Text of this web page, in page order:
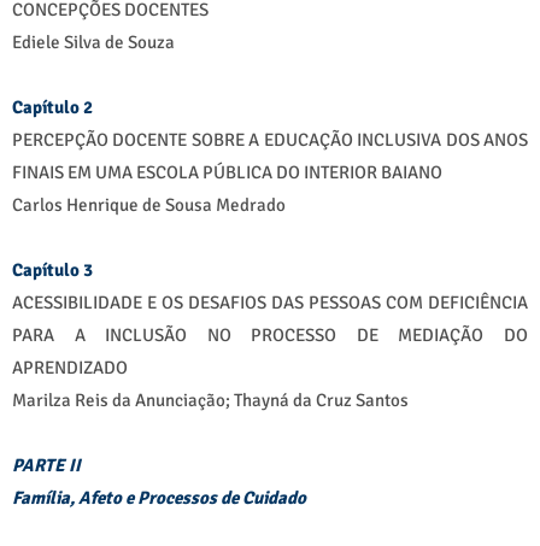
CONCEPÇÕES DOCENTES
Ediele Silva de Souza
Capítulo 2
PERCEPÇÃO DOCENTE SOBRE A EDUCAÇÃO INCLUSIVA DOS ANOS
FINAIS EM UMA ESCOLA PÚBLICA DO INTERIOR BAIANO
Carlos Henrique de Sousa Medrado
Capítulo 3
ACESSIBILIDADE E OS DESAFIOS DAS PESSOAS COM DEFICIÊNCIA
PARA A INCLUSÃO NO PROCESSO DE MEDIAÇÃO DO
APRENDIZADO
Marilza Reis da Anunciação; Thayná da Cruz Santos
PARTE II
Família, Afeto e Processos de Cuidado